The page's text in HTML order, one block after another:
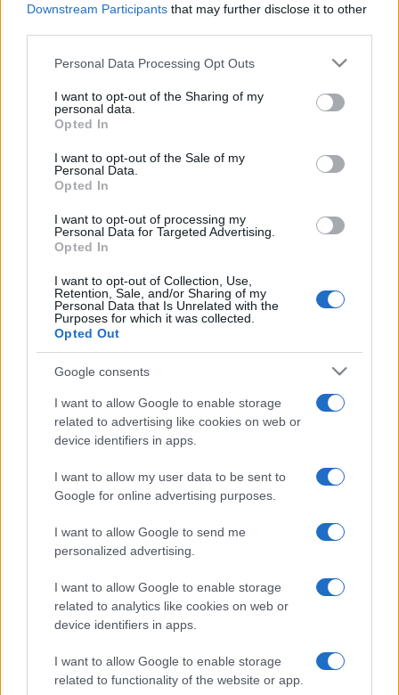
Downstream Participants that may further disclose it to other
Please note that this website/app uses one or more Google
not limited to your visit or usage behaviour. You may click to
grant or deny consent to Google and its third-party tags to
use your data for below specified purposes in below Google
consent section.
Personal Data Processing Opt Outs
I want to opt-out of the Sharing of my
personal data.
Opted In
I want to opt-out of the Sale of my
Personal Data.
Opted In
I want to opt-out of processing my
Personal Data for Targeted Advertising.
Opted In
I want to opt-out of Collection, Use,
Retention, Sale, and/or Sharing of my
Personal Data that Is Unrelated with the
Purposes for which it was collected.
Opted Out
Google consents
I want to allow Google to enable storage
related to advertising like cookies on web or
device identifiers in apps.
I want to allow my user data to be sent to
Google for online advertising purposes.
I want to allow Google to send me
personalized advertising.
I want to allow Google to enable storage
related to analytics like cookies on web or
device identifiers in apps.
I want to allow Google to enable storage
related to functionality of the website or app.
15 ZDJĘĆ
NOWOŚCI I PREMIERY
BMW M2 CS 2025 ma
cudownego ducktaila.
Niemcy najlepsze
trzymają w ukryciu
Redakcja autoGALERIA.pl
18 ZDJĘĆ
CIEKAWOSTKI
BMW M2 ma teraz
i tylko 313 KM. Ale w tym
przypadku ma to sens
18 ZDJĘĆ
CIEKAWOSTKI
Eins, zwei, Polizei. A
dokładniej to BMW M2,
słusznym celu
Redakcja autoGALERIA.pl
5 ZDJĘĆ
Nadchodzi nowe BMW
M2. Ale to nie jest to, na
Maciej Kuchno
46
ZDJĘĆ
NOWOŚCI I PREMIERY
Bez lupy się nie
obejdzie. BMW Serii 2 i
Gdzie te zmiany?
Maciej Kuchno
36 ZDJĘĆ
Zapraszam Was na tor
wyścigowy. Tam nowe
Maciej Kuchno